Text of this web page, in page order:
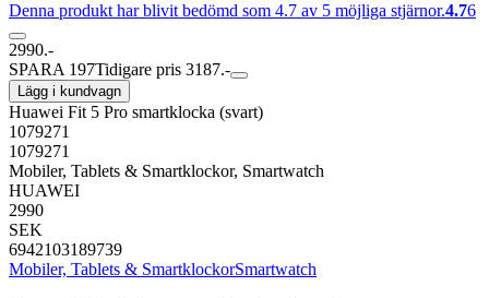
Denna produkt har blivit bedömd som 4.7 av 5 möjliga stjärnor.4.76
2990.-
SPARA 197Tidigare pris 3187.-
Lägg i kundvagn
Huawei Fit 5 Pro smartklocka (svart)
1079271
1079271
Mobiler, Tablets & Smartklockor, Smartwatch
HUAWEI
2990
SEK
6942103189739
Mobiler, Tablets & SmartklockorSmartwatch